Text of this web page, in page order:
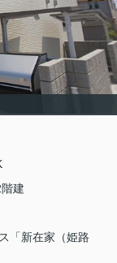
建
「新在家（姫路